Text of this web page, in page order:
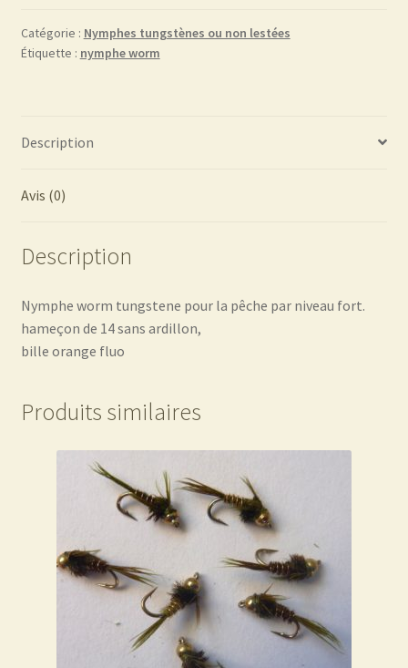
FC029
Catégorie : Nymphes tungstènes ou non lestées
Étiquette : nymphe worm
Description
Avis (0)
Description
Nymphe worm tungstene pour la pêche par niveau fort.
hameçon de 14 sans ardillon,
bille orange fluo
Produits similaires